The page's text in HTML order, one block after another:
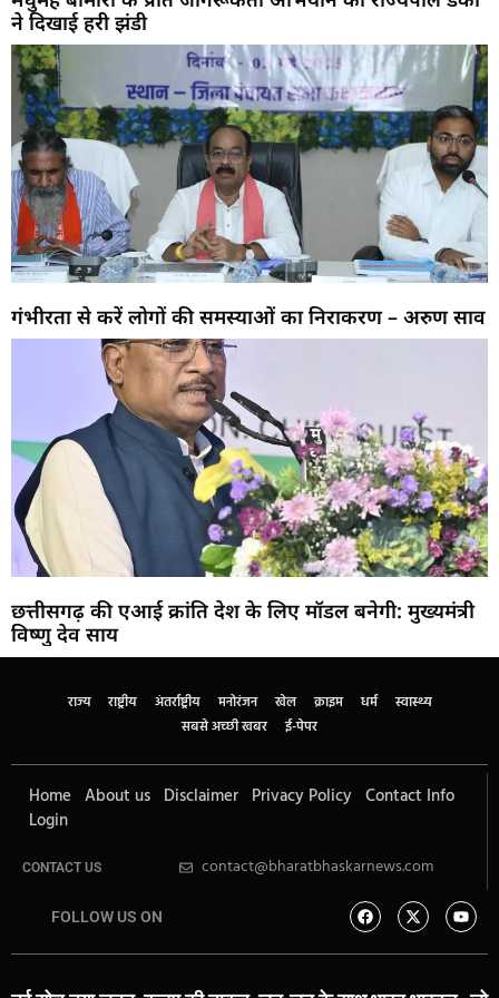
ने दिखाई हरी झंडी
गंभीरता से करें लोगों की समस्याओं का निराकरण – अरुण साव
छत्तीसगढ़ की एआई क्रांति देश के लिए मॉडल बनेगी: मुख्यमंत्री
विष्णु देव साय
राज्य राष्ट्रीय अंतर्राष्ट्रीय मनोरंजन खेल क्राइम धर्म
स्वास्थ्य
सबसे अच्छी खबर
ई-पेपर
Home About us Disclaimer Privacy Policy Contact Info
Login
CONTACT US contact@bharatbhaskarnews.com
FOLLOW US ON